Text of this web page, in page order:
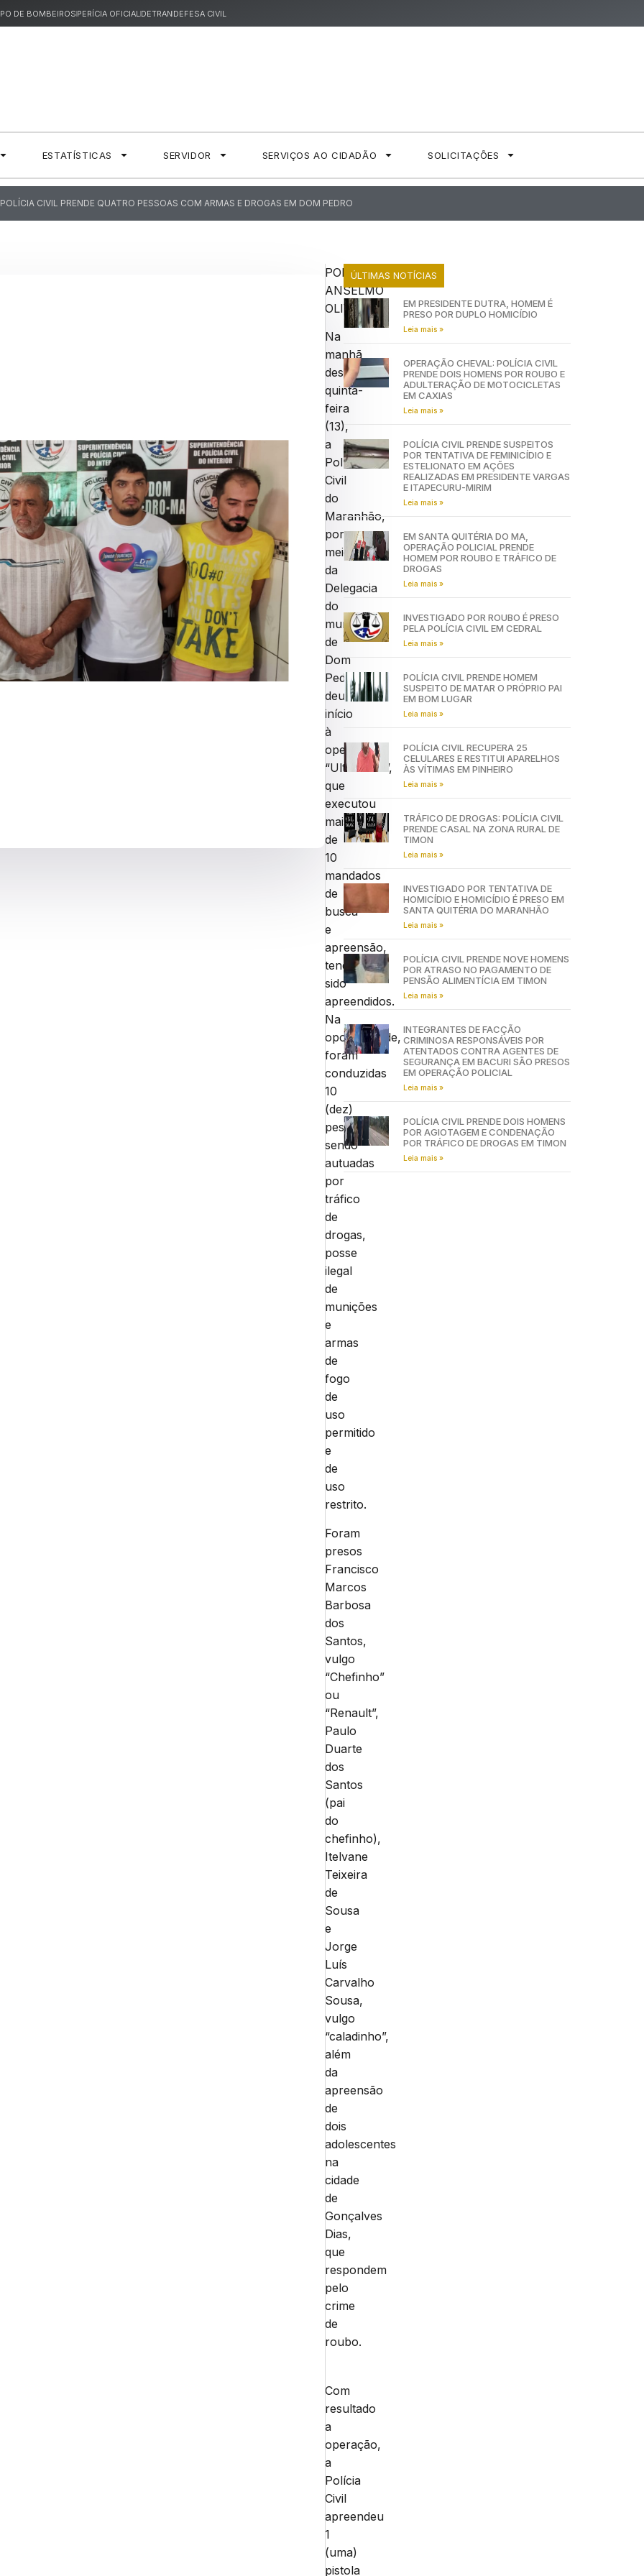
DE BOMBEIROSPERÍCIA OFICIALDETRANDEFESA CIVIL
ESTATÍSTICAS SERVIDOR SERVIÇOS AO CIDADÃO SOLICITAÇÕES
CIVIL PRENDE QUATRO PESSOAS COM ARMAS E DROGAS EM DOM PEDRO
POR:
ANSELMO
OLIVEIRA
Na
manhã
desta
quinta-
feira
(13),
a
Polícia
Civil
do
Maranhão,
por
meio
da
Delegacia
do
município
de
Dom
Pedro,
deu
início
à
operação
“Ultimatum”,
que
executou
mais
de
10
mandados
de
busca
e
apreensão,
tendo
sido
apreendidos.
Na
oportunidade,
foram
conduzidas
10
(dez)
pessoas,
sendo
autuadas
por
tráfico
de
drogas,
posse
ilegal
de
munições
e
armas
de
fogo
de
uso
permitido
e
de
uso
restrito.
Foram
presos
Francisco
Marcos
Barbosa
dos
Santos,
vulgo
“Chefinho”
ou
“Renault”,
Paulo
Duarte
dos
Santos
(pai
do
chefinho),
Itelvane
Teixeira
de
Sousa
e
Jorge
Luís
Carvalho
Sousa,
vulgo
“caladinho”,
além
da
apreensão
de
dois
adolescentes
na
cidade
de
Gonçalves
Dias,
que
respondem
pelo
crime
de
roubo.
Com
resultado
a
operação,
a
Polícia
Civil
apreendeu
1
(uma)
pistola
ÚLTIMAS NOTÍCIAS
EM PRESIDENTE DUTRA, HOMEM É
PRESO POR DUPLO HOMICÍDIO
Leia mais »
OPERAÇÃO CHEVAL: POLÍCIA CIVIL
PRENDE DOIS HOMENS POR ROUBO E
ADULTERAÇÃO DE MOTOCICLETAS
EM CAXIAS
Leia mais »
POLÍCIA CIVIL PRENDE SUSPEITOS
POR TENTATIVA DE FEMINICÍDIO E
ESTELIONATO EM AÇÕES
REALIZADAS EM PRESIDENTE VARGAS
E ITAPECURU-MIRIM
Leia mais »
EM SANTA QUITÉRIA DO MA,
OPERAÇÃO POLICIAL PRENDE
HOMEM POR ROUBO E TRÁFICO DE
DROGAS
Leia mais »
INVESTIGADO POR ROUBO É PRESO
PELA POLÍCIA CIVIL EM CEDRAL
Leia mais »
POLÍCIA CIVIL PRENDE HOMEM
SUSPEITO DE MATAR O PRÓPRIO PAI
EM BOM LUGAR
Leia mais »
POLÍCIA CIVIL RECUPERA 25
CELULARES E RESTITUI APARELHOS
ÀS VÍTIMAS EM PINHEIRO
Leia mais »
TRÁFICO DE DROGAS: POLÍCIA CIVIL
PRENDE CASAL NA ZONA RURAL DE
TIMON
Leia mais »
INVESTIGADO POR TENTATIVA DE
HOMICÍDIO E HOMICÍDIO É PRESO EM
SANTA QUITÉRIA DO MARANHÃO
Leia mais »
POLÍCIA CIVIL PRENDE NOVE HOMENS
POR ATRASO NO PAGAMENTO DE
PENSÃO ALIMENTÍCIA EM TIMON
Leia mais »
INTEGRANTES DE FACÇÃO
CRIMINOSA RESPONSÁVEIS POR
ATENTADOS CONTRA AGENTES DE
SEGURANÇA EM BACURI SÃO PRESOS
EM OPERAÇÃO POLICIAL
Leia mais »
POLÍCIA CIVIL PRENDE DOIS HOMENS
POR AGIOTAGEM E CONDENAÇÃO
POR TRÁFICO DE DROGAS EM TIMON
Leia mais »